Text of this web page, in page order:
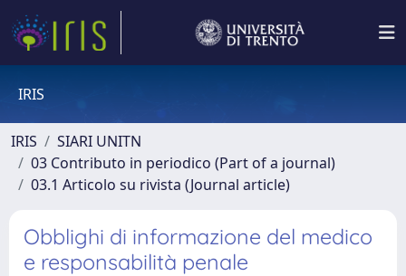
IRIS
IRIS
SIARI UNITN
03 Contributo in periodico (Part of a journal)
03.1 Articolo su rivista (Journal article)
Obblighi di informazione del medico
e responsabilità penale